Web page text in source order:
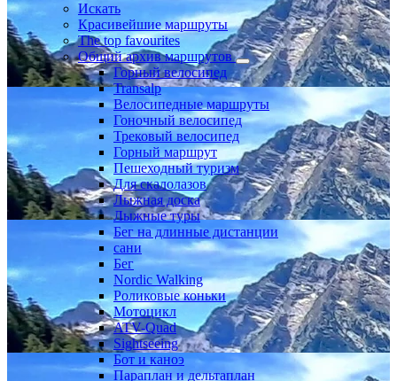
Искать
Красивейшие маршруты
The top favourites
Общий архив маршрутов
Горный велосипед
Transalp
Велосипедные маршруты
Гоночный велосипед
Трековый велосипед
Горный маршрут
Пешеходный туризм
Для скалолазов
Лыжная доска
Лыжные туры
Бег на длинные дистанции
сани
Бег
Nordic Walking
Роликовые коньки
Мотоцикл
ATV-Quad
Sightseeing
Бот и каноэ
Параплан и дельтаплан